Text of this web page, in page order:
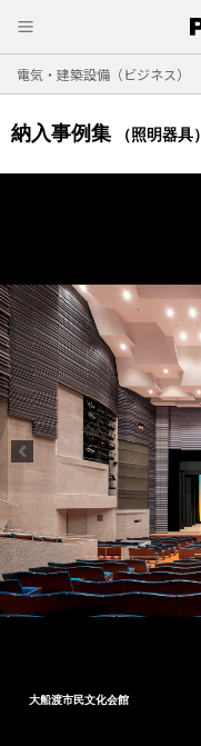
電気・建築設備（ビジネス）
納入事例集 （照明器具）
大船渡市民文化会館